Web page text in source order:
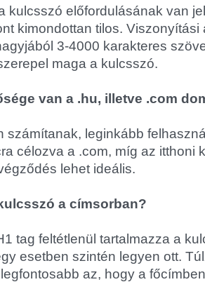
kulcsszó előfordulásának van
kimondottan tilos.
3-4000 karakteres
maga a kulcsszó.
van a .hu, illetve .com
számítanak, leginkább
célozva a .com, míg az itthoni
lehet ideális.
a címsorban?
tag feltétlenül tartalmazza a
esetben szintén legyen ott.
az, hogy a